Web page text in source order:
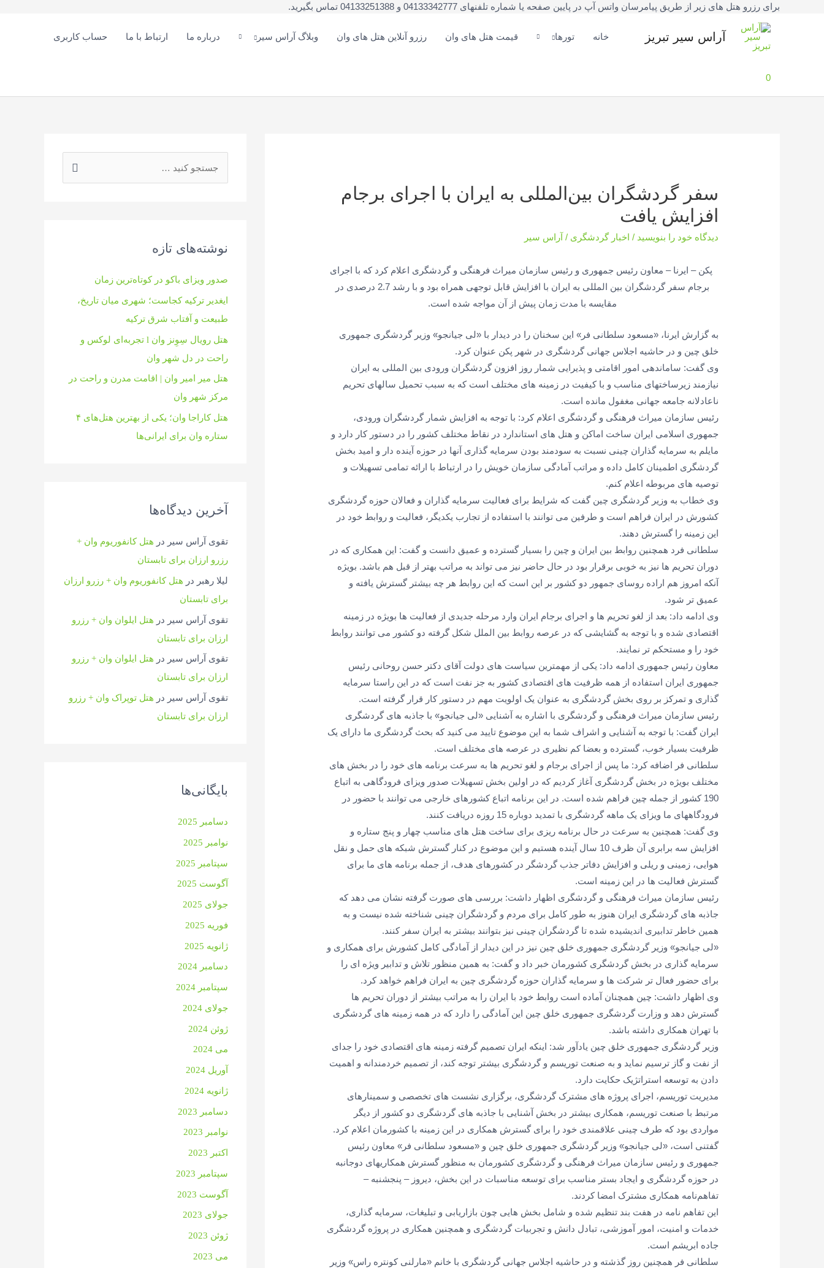
برای رزرو هتل های زیر از طریق پیامرسان واتس آپ در پایین صفحه یا شماره تلفنهای 04133342777 و 04133251388 تماس بگیرید.
آراس سیر تبریز خانه تورها قیمت هتل های وان رزرو آنلاین هتل های وان وبلاگ آراس سیر درباره ما ارتباط با ما حساب کاربری
0
سفر گردشگران بین‌المللی به ایران با اجرای برجام
افزایش یافت
دیدگاه‌ خود را بنویسید / اخبار گردشگری / آراس سیر
پکن – ایرنا – معاون رئیس جمهوری و رئیس سازمان میراث فرهنگی و گردشگری اعلام کرد که با اجرای
برجام سفر گردشگران بین المللی به ایران با افزایش قابل توجهی همراه بود و با رشد 2.7 درصدی در
مقایسه با مدت زمان پیش از آن مواجه شده است.
به گزارش ایرنا، «مسعود سلطانی فر» این سخنان را در دیدار با «لی جیانجو» وزیر گردشگری جمهوری
خلق چین و در حاشیه اجلاس جهانی گردشگری در شهر پکن عنوان کرد.
وی گفت: ساماندهی امور اقامتی و پذیرایی شمار روز افزون گردشگران ورودی بین المللی به ایران
نیازمند زیرساختهای مناسب و با کیفیت در زمینه های مختلف است که به سبب تحمیل سالهای تحریم
ناعادلانه جامعه جهانی مغفول مانده است.
رئیس سازمان میراث فرهنگی و گردشگری اعلام کرد: با توجه به افزایش شمار گردشگران ورودی،
جمهوری اسلامی ایران ساخت اماکن و هتل های استاندارد در نقاط مختلف کشور را در دستور کار دارد و
مایلم به سرمایه گذاران چینی نسبت به سودمند بودن سرمایه گذاری آنها در حوزه آینده دار و امید بخش
گردشگری اطمینان کامل داده و مراتب آمادگی سازمان خویش را در ارتباط با ارائه تمامی تسهیلات و
توصیه های مربوطه اعلام کنم.
وی خطاب به وزیر گردشگری چین گفت که شرایط برای فعالیت سرمایه گذاران و فعالان حوزه گردشگری
کشورش در ایران فراهم است و طرفین می توانند با استفاده از تجارب یکدیگر، فعالیت و روابط خود در
این زمینه را گسترش دهند.
سلطانی فرد همچنین روابط بین ایران و چین را بسیار گسترده و عمیق دانست و گفت: این همکاری که در
دوران تحریم ها نیز به خوبی برقرار بود در حال حاضر نیز می تواند به مراتب بهتر از قبل هم باشد. بویژه
آنکه امروز هم اراده روسای جمهور دو کشور بر این است که این روابط هر چه بیشتر گسترش یافته و
عمیق تر شود.
وی ادامه داد: بعد از لغو تحریم ها و اجرای برجام ایران وارد مرحله جدیدی از فعالیت ها بویژه در زمینه
اقتصادی شده و با توجه به گشایشی که در عرصه روابط بین الملل شکل گرفته دو کشور می توانند روابط
خود را و مستحکم تر نمایند.
معاون رئیس جمهوری ادامه داد: یکی از مهمترین سیاست های دولت آقای دکتر حسن روحانی رئیس
جمهوری ایران استفاده از همه ظرفیت های اقتصادی کشور به جز نفت است که در این راستا سرمایه
گذاری و تمرکز بر روی بخش گردشگری به عنوان یک اولویت مهم در دستور کار قرار گرفته است.
رئیس سازمان میراث فرهنگی و گردشگری با اشاره به آشنایی «لی جیانجو» با جاذبه های گردشگری
ایران گفت: با توجه به آشنایی و اشراف شما به این موضوع تایید می کنید که بحث گردشگری ما دارای یک
ظرفیت بسیار خوب، گسترده و بعضا کم نظیری در عرصه های مختلف است.
سلطانی فر اضافه کرد: ما پس از اجرای برجام و لغو تحریم ها به سرعت برنامه های خود را در بخش های
مختلف بویژه در بخش گردشگری آغاز کردیم که در اولین بخش تسهیلات صدور ویزای فرودگاهی به اتباع
190 کشور از جمله چین فراهم شده است. در این برنامه اتباع کشورهای خارجی می توانند با حضور در
فرودگاههای ما ویزای یک ماهه گردشگری با تمدید دوباره 15 روزه دریافت کنند.
وی گفت: همچنین به سرعت در حال برنامه ریزی برای ساخت هتل های مناسب چهار و پنج ستاره و
افزایش سه برابری آن ظرف 10 سال آینده هستیم و این موضوع در کنار گسترش شبکه های حمل و نقل
هوایی، زمینی و ریلی و افزایش دفاتر جذب گردشگر در کشورهای هدف، از جمله برنامه های ما برای
گسترش فعالیت ها در این زمینه است.
رئیس سازمان میراث فرهنگی و گردشگری اظهار داشت: بررسی های صورت گرفته نشان می دهد که
جاذبه های گردشگری ایران هنوز به طور کامل برای مردم و گردشگران چینی شناخته شده نیست و به
همین خاطر تدابیری اندیشیده شده تا گردشگران چینی نیز بتوانند بیشتر به ایران سفر کنند.
«لی جیانجو» وزیر گردشگری جمهوری خلق چین نیز در این دیدار از آمادگی کامل کشورش برای همکاری و
سرمایه گذاری در بخش گردشگری کشورمان خبر داد و گفت: به همین منظور تلاش و تدابیر ویژه ای را
برای حضور فعال تر شرکت ها و سرمایه گذاران حوزه گردشگری چین به ایران فراهم خواهد کرد.
وی اظهار داشت: چین همچنان آماده است روابط خود با ایران را به مراتب بیشتر از دوران تحریم ها
گسترش دهد و وزارت گردشگری جمهوری خلق چین این آمادگی را دارد که در همه زمینه های گردشگری
با تهران همکاری داشته باشد.
وزیر گردشگری جمهوری خلق چین یادآور شد: اینکه ایران تصمیم گرفته زمینه های اقتصادی خود را جدای
از نفت و گاز ترسیم نماید و به صنعت توریسم و گردشگری بیشتر توجه کند، از تصمیم خردمندانه و اهمیت
دادن به توسعه استراتژیک حکایت دارد.
مدیریت توریسم، اجرای پروژه های مشترک گردشگری، برگزاری نشست های تخصصی و سمینارهای
مرتبط با صنعت توریسم، همکاری بیشتر در بخش آشنایی با جاذبه های گردشگری دو کشور از دیگر
مواردی بود که طرف چینی علاقمندی خود را برای گسترش همکاری در این زمینه با کشورمان اعلام کرد.
گفتنی است، «لی جیانجو» وزیر گردشگری جمهوری خلق چین و «مسعود سلطانی فر» معاون رئیس
جمهوری و رئیس سازمان میراث فرهنگی و گردشگری کشورمان به منظور گسترش همکاریهای دوجانبه
در حوزه گردشگری و ایجاد بستر مناسب برای توسعه مناسبات در این بخش، دیروز – پنجشنبه –
تفاهم‌نامه همکاری مشترک امضا کردند.
این تفاهم نامه در هفت بند تنظیم شده و شامل بخش هایی چون بازاریابی و تبلیغات، سرمایه گذاری،
خدمات و امنیت، امور آموزشی، تبادل دانش و تجربیات گردشگری و همچنین همکاری در پروژه گردشگری
جاده ابریشم است.
سلطانی فر همچنین روز گذشته و در حاشیه اجلاس جهانی گردشگری با خانم «مارلنی کونتره راس» وزیر
ی
نوشته‌های تازه
صدور ویزای باکو در کوتاه‌ترین زمان
ایغدیر ترکیه کجاست؛ شهری میان تاریخ،
طبیعت و آفتاب شرق ترکیه
هتل رویال سِوِنز وان l تجربه‌ای لوکس و
راحت در دل شهر وان
هتل میر امیر وان | اقامت مدرن و راحت در
مرکز شهر وان
هتل کاراجا وان؛ یکی از بهترین هتل‌های ۴
ستاره وان برای ایرانی‌ها
آخرین دیدگاه‌ها
تقوی آراس سیر در هتل کانفوریوم وان +
رزرو ارزان برای تابستان
لیلا رهبر در هتل کانفوریوم وان + رزرو ارزان
برای تابستان
تقوی آراس سیر در هتل ایلوان وان + رزرو
ارزان برای تابستان
تقوی آراس سیر در هتل ایلوان وان + رزرو
ارزان برای تابستان
تقوی آراس سیر در هتل توپراک وان + رزرو
ارزان برای تابستان
بایگانی‌ها
دسامبر 2025
نوامبر 2025
سپتامبر 2025
آگوست 2025
جولای 2025
فوریه 2025
ژانویه 2025
دسامبر 2024
سپتامبر 2024
جولای 2024
ژوئن 2024
می 2024
آوریل 2024
ژانویه 2024
دسامبر 2023
نوامبر 2023
اکتبر 2023
سپتامبر 2023
آگوست 2023
جولای 2023
ژوئن 2023
می 2023